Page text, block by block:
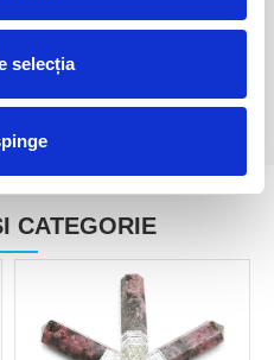
selecția
CATEGORIE